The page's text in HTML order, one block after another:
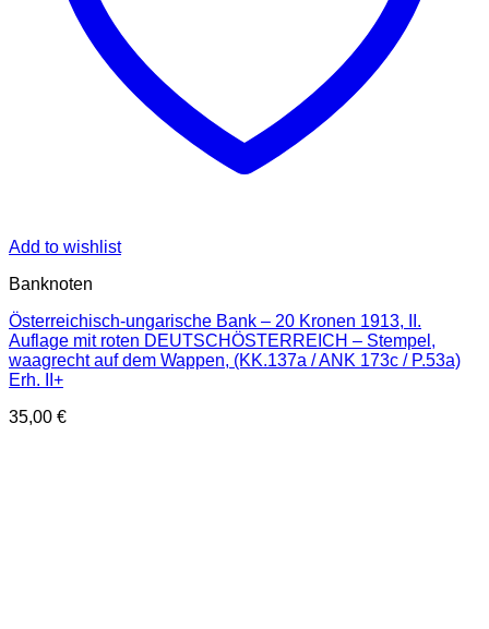
Add to wishlist
Banknoten
Österreichisch-ungarische Bank – 20 Kronen 1913, II.
Auflage mit roten DEUTSCHÖSTERREICH – Stempel,
waagrecht auf dem Wappen, (KK.137a / ANK 173c / P.53a)
Erh. II+
35,00 €